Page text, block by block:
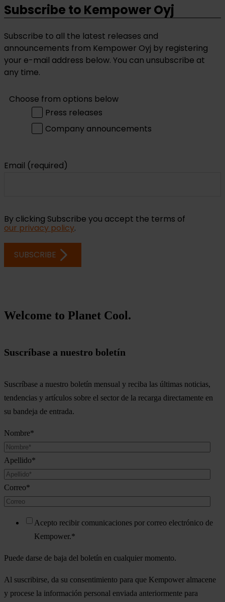
Welcome to Planet Cool.
Suscríbase a nuestro boletín
Suscríbase a nuestro boletín mensual y reciba las últimas noticias,
tendencias y artículos sobre el sector de la recarga directamente en
su bandeja de entrada.
Nombre*
Apellido*
Correo*
Acepto recibir comunicaciones por correo electrónico de
Kempower.*
Puede darse de baja del boletín en cualquier momento.
Al suscribirse, da su consentimiento para que Kempower almacene
y procese la información personal enviada anteriormente para